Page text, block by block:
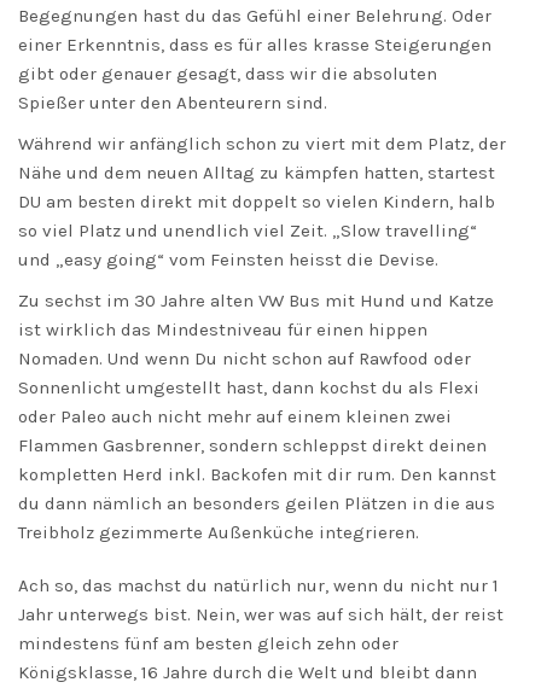
Begegnungen hast du das Gefühl einer Belehrung. Oder
einer Erkenntnis, dass es für alles krasse Steigerungen
gibt oder genauer gesagt, dass wir die absoluten
Spießer unter den Abenteurern sind.
Während wir anfänglich schon zu viert mit dem Platz, der
Nähe und dem neuen Alltag zu kämpfen hatten, startest
DU am besten direkt mit doppelt so vielen Kindern, halb
so viel Platz und unendlich viel Zeit. „Slow travelling“
und „easy going“ vom Feinsten heisst die Devise.
Zu sechst im 30 Jahre alten VW Bus mit Hund und Katze
ist wirklich das Mindestniveau für einen hippen
Nomaden. Und wenn Du nicht schon auf Rawfood oder
Sonnenlicht umgestellt hast, dann kochst du als Flexi
oder Paleo auch nicht mehr auf einem kleinen zwei
Flammen Gasbrenner, sondern schleppst direkt deinen
kompletten Herd inkl. Backofen mit dir rum. Den kannst
du dann nämlich an besonders geilen Plätzen in die aus
Treibholz gezimmerte Außenküche integrieren.
Ach so, das machst du natürlich nur, wenn du nicht nur 1
Jahr unterwegs bist. Nein, wer was auf sich hält, der reist
mindestens fünf am besten gleich zehn oder
Königsklasse, 16 Jahre durch die Welt und bleibt dann